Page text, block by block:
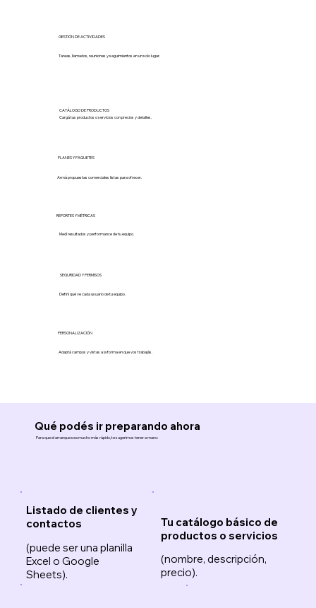
GESTIÓN DE ACTIVIDADES
Tareas, llamados, reuniones y seguimientos en un solo lugar.
CATÁLOGO DE PRODUCTOS
Cargá tus productos o servicios con precios y detalles.
PLANES Y PAQUETES
Armá propuestas comerciales listas para ofrecer.
REPORTES Y MÉTRICAS
Medí resultados y performance de tu equipo.
SEGURIDAD Y PERMISOS
Definí qué ve cada usuario de tu equipo.
PERSONALIZACIÓN
Adaptá campos y vistas a la forma en que vos trabajás.
Qué podés ir preparando ahora
Para que el arranque sea mucho más rápido, te sugerimos tener a mano:
Listado de clientes y
contactos
(puede ser una planilla
Excel o Google
Sheets).
Tu catálogo básico de
productos o servicios
(nombre, descripción,
precio).